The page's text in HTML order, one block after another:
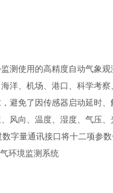
测使用的高精度自动气象观
洋、机场、港口、科学考察
免了因传感器启动延时
风向、温度、湿度、气压
字量通讯接口将十二项参数